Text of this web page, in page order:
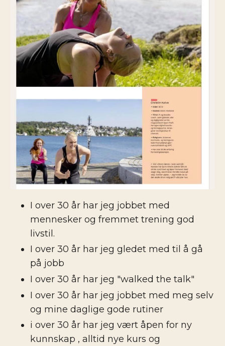
I over 30 år har jeg jobbet med
mennesker og fremmet trening god
livstil.
I over 30 år har jeg gledet med til å gå
på jobb
I over 30 år har jeg "walked the talk"
I over 30 år har jeg jobbet med meg selv
og mine daglige gode rutiner
i over 30 år har jeg vært åpen for ny
kunnskap , alltid nye kurs og